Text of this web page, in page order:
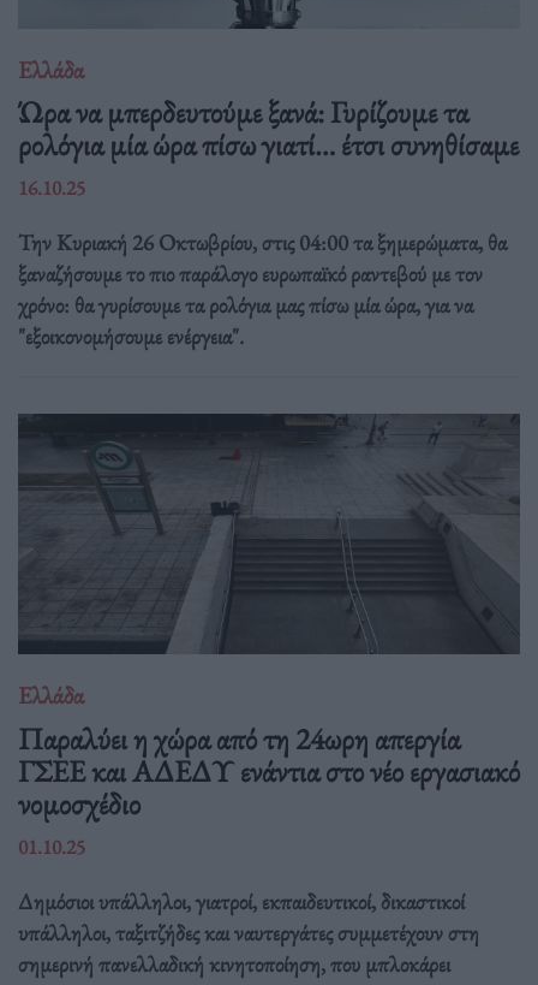
Ελλάδα
Ώρα να μπερδευτούμε ξανά: Γυρίζουμε τα
ρολόγια μία ώρα πίσω γιατί… έτσι συνηθίσαμε
16.10.25
Την Κυριακή 26 Οκτωβρίου, στις 04:00 τα ξημερώματα, θα
ξαναζήσουμε το πιο παράλογο ευρωπαϊκό ραντεβού με τον
χρόνο: θα γυρίσουμε τα ρολόγια μας πίσω μία ώρα, για να
"εξοικονομήσουμε ενέργεια".
Ελλάδα
Παραλύει η χώρα από τη 24ωρη απεργία
ΓΣΕΕ και ΑΔΕΔΥ ενάντια στο νέο εργασιακό
νομοσχέδιο
01.10.25
Δημόσιοι υπάλληλοι, γιατροί, εκπαιδευτικοί, δικαστικοί
υπάλληλοι, ταξιτζήδες και ναυτεργάτες συμμετέχουν στη
σημερινή πανελλαδική κινητοποίηση, που μπλοκάρει